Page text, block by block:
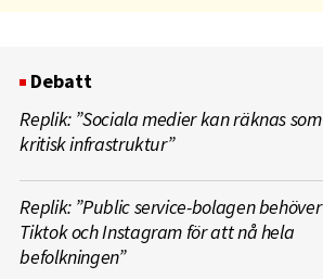
Debatt
Replik: ”Sociala medier kan räknas som
kritisk infrastruktur”
Replik: ”Public service-bolagen behöver
Tiktok och Instagram för att nå hela
befolkningen”